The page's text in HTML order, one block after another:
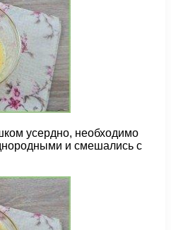
усердно, необходимо
и смешались с